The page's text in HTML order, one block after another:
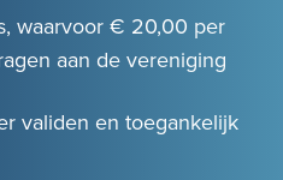
waarvoor € 20,00 per
aan de vereniging
validen en toegankelijk